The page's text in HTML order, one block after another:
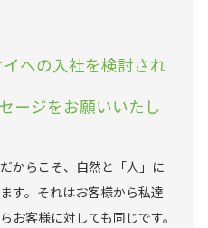
への入社を検討され
ージをお願いいたし
からこそ、自然と「人」に
す。それはお客様から私達
お客様に対しても同じです。